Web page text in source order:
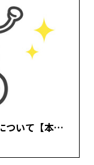
骨は常に作り替えられていることについて【本厚木駅で痛みの原因を取り除く あかつき整骨院】